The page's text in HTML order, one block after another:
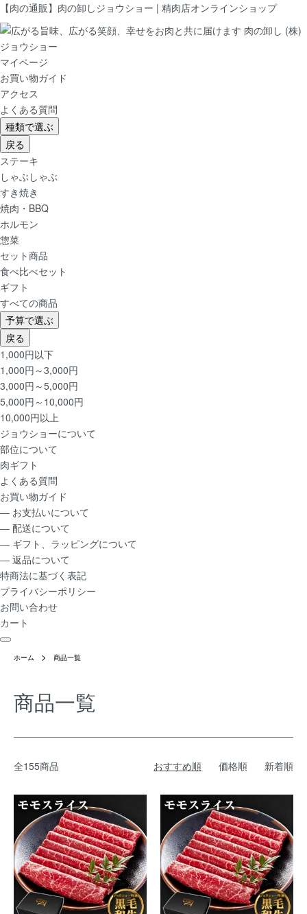
【肉の通販】肉の卸しジョウショー | 精肉店オンラインショップ
マイページ
お買い物ガイド
アクセス
よくある質問
種類で選ぶ
戻る
ステーキ
しゃぶしゃぶ
すき焼き
焼肉・BBQ
ホルモン
惣菜
セット商品
食べ比べセット
ギフト
すべての商品
予算で選ぶ
戻る
1,000円以下
1,000円～3,000円
3,000円～5,000円
5,000円～10,000円
10,000円以上
ジョウショーについて
部位について
肉ギフト
よくある質問
お買い物ガイド
― お支払いについて
― 配送について
― ギフト、ラッピングについて
― 返品について
特商法に基づく表記
プライバシーポリシー
お問い合わせ
カート
ホーム 商品一覧
商品一覧
全155商品 おすすめ順 価格順 新着順